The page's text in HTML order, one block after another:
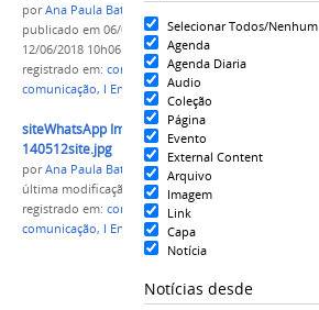
Selecionar Todos/Nenhum
Agenda
Agenda Diaria
Audio
Coleção
Página
Evento
External Content
Arquivo
Imagem
Link
Capa
Notícia
Notícias desde
porAna Paula Batista
publicado em 06/06/2018—última modificaçãoem
12/06/2018 10h06
registrado em: comunicadores,evento,
comunicação, I Encontro de Comunicação e Eventos
siteWhatsApp Image 2018-06-09 at
140512site.jpg
porAna Paula Batista
última modificação
em 11/06/2018 14h19
registrado em: comunicadores
comunicação, I Encontro de Comunicação e Eventos